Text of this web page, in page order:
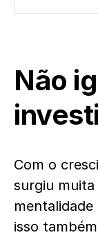
Não
Com o
surgiu
isso